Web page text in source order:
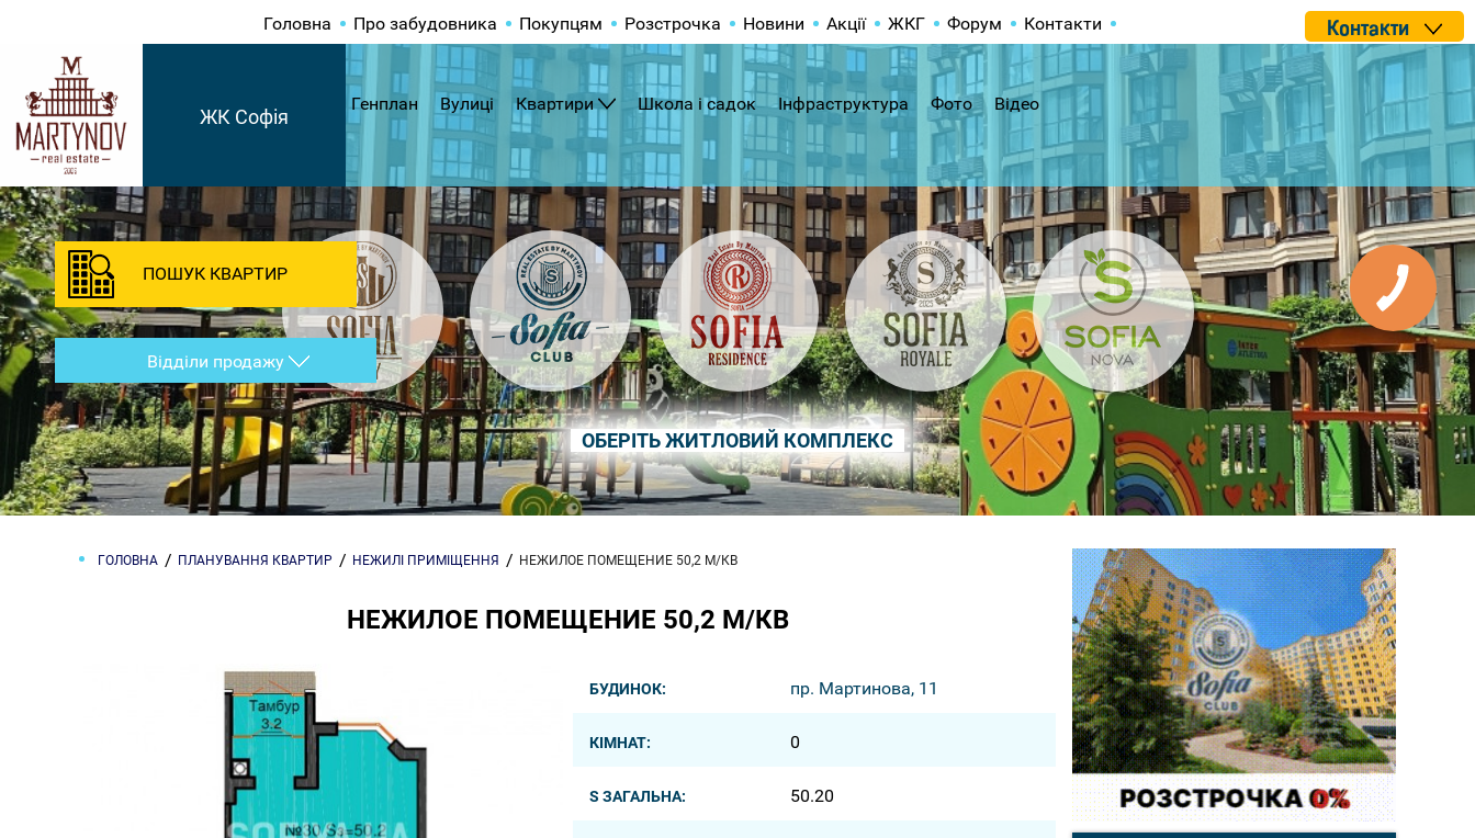
ОБЕРІТЬ ЖИТЛОВИЙ КОМПЛЕКС
Головна Про забудовника Покупцям Розстрочка Новини Акції ЖКГ Форум Контакти Контакти
ЖК Софія
Генплан Вулиці Квартири Школа і садок Інфраструктура Фото Відео
ПОШУК КВАРТИР
Відділи продажу
ГОЛОВНА ПЛАНУВАННЯ КВАРТИР НЕЖИЛІ ПРИМІЩЕННЯ НЕЖИЛОЕ ПОМЕЩЕНИЕ 50,2 М/КВ
НЕЖИЛОЕ ПОМЕЩЕНИЕ 50,2 М/КВ
БУДИНОК: пр. Мартинова, 11
КІМНАТ: 0
S ЗАГАЛЬНА: 50.20